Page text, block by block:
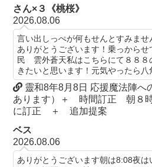
さん×３《桃桜》
2026.08.06
言い出しっぺが何もせんとすみませ
ありがとうございます！乗っから
民 雲外蒼天私はこちらにて８８８
きたいと思います！元気やったら八
靈和8年8月8日 応援魔法陣へ
あります）＋ 時間訂正 朝８
に訂正 ＋ 追加提案
ベス
2026.08.06
ありがとうございます朝は8:08夜